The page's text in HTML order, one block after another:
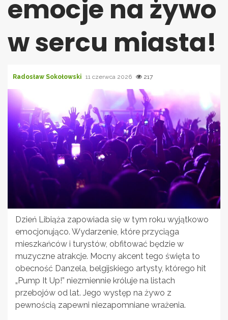
emocje na żywo
w sercu miasta!
Radosław Sokołowski 11 czerwca 2026 217
Dzień Libiąża zapowiada się w tym roku wyjątkowo
emocjonująco. Wydarzenie, które przyciąga
mieszkańców i turystów, obfitować będzie w
muzyczne atrakcje. Mocny akcent tego święta to
obecność Danzela, belgijskiego artysty, którego hit
„Pump It Up!” niezmiennie króluje na listach
przebojów od lat. Jego występ na żywo z
pewnością zapewni niezapomniane wrażenia.